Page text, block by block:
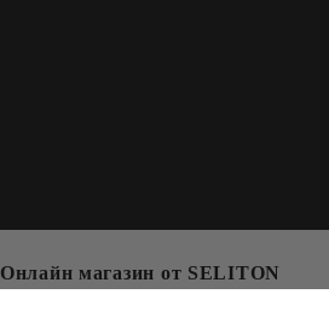
Онлайн магазин от SELITON